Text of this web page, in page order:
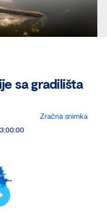
sa gradilišta
Zračna snimka